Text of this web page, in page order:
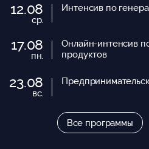
12.08
ср.
Интенсив по
17.08
пн.
Онлайн-интенсив
продуктов
23.08
вс.
Все программы